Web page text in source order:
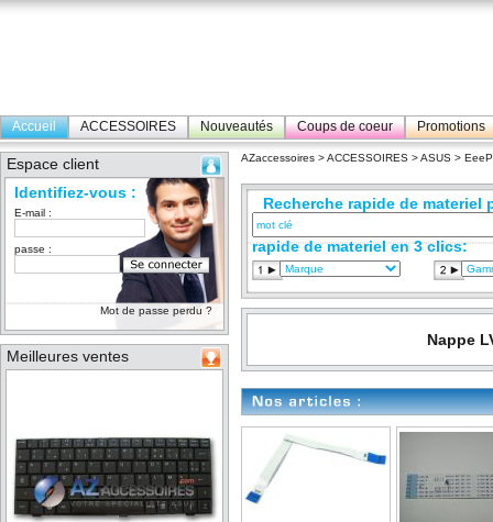
Accueil ACCESSOIRES Nouveautés Coups de coeur Promotions
Espace client
Identifiez-vous :
E-mail :
passe :
Mot de passe perdu ?
Meilleures ventes
AZaccessoires >ACCESSOIRES >ASUS >
Recherche rapide de materiel
rapide de materiel en 3 clics:
Nappe